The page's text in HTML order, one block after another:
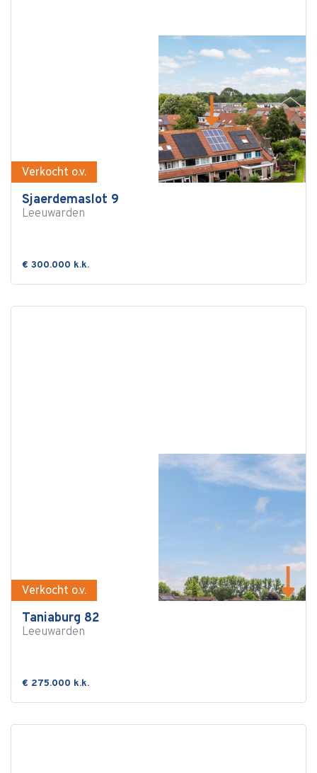
Verkocht o.v.
Sjaerdemaslot 9
Leeuwarden
€ 300.000 k.k.
Verkocht o.v.
Taniaburg 82
Leeuwarden
€ 275.000 k.k.